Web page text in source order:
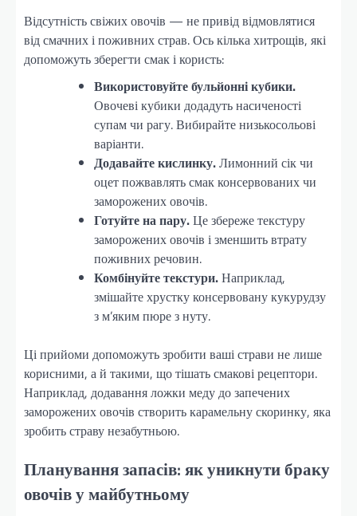
Відсутність свіжих овочів — не привід відмовлятися
від смачних і поживних страв. Ось кілька хитрощів, які
допоможуть зберегти смак і користь:
Використовуйте бульйонні кубики.
Овочеві кубики додадуть насиченості
супам чи рагу. Вибирайте низькосольові
варіанти.
Додавайте кислинку.Лимонний сік чи
оцет пожвавлять смак консервованих чи
заморожених овочів.
Готуйте на пару.Це збереже текстуру
заморожених овочів і зменшить втрату
поживних речовин.
Комбінуйте текстури.Наприклад,
змішайте хрустку консервовану кукурудзу
з м’яким пюре з нуту.
Ці прийоми допоможуть зробити ваші страви не лише
корисними, а й такими, що тішать смакові рецептори.
Наприклад, додавання ложки меду до запечених
заморожених овочів створить карамельну скоринку, яка
зробить страву незабутньою.
Планування запасів: як уникнути браку
овочів у майбутньому